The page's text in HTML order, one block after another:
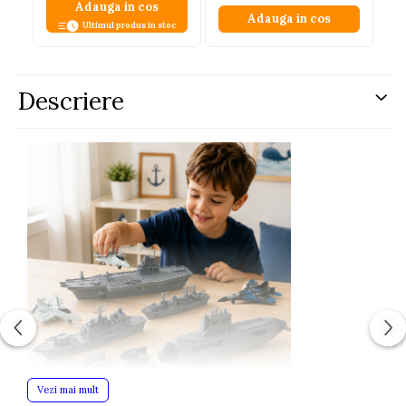
Adauga in cos
Ultimul produs in stoc Adauga in cos
Descriere
Vezi mai mult